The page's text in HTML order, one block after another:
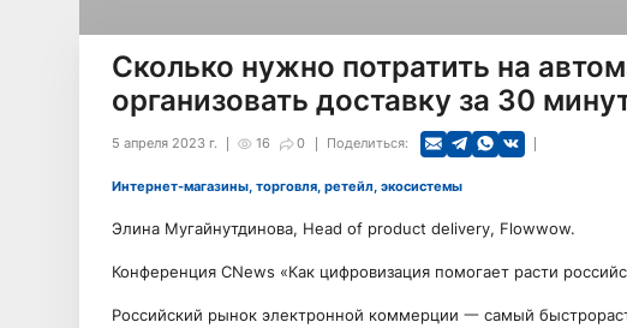
Сколько нужно потратить на
организовать доставку за 30
16 0
5 апреля 2023 г. Поделиться:
Интернет-магазины, торговля, ретейл, экосистемы
Элина Мугайнутдинова, Head of product delivery, Flowwow.
Конференция CNews «Как цифровизация помогает расти
Российский рынок электронной коммерции 一 самый